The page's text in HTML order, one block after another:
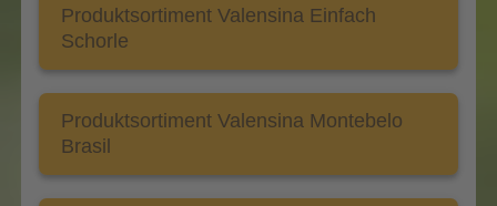
Produktsortiment Valensina Einfach
Schorle
Produktsortiment Valensina Montebelo
Brasil